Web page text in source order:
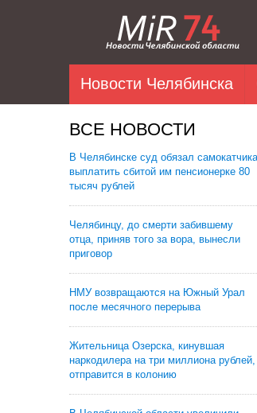
Новости Челябинска
ВСЕ НОВОСТИ
В Челябинске суд обязал самокатчика
выплатить сбитой им пенсионерке 80
тысяч рублей
Челябинцу, до смерти забившему
отца, приняв того за вора, вынесли
приговор
НМУ возвращаются на Южный Урал
после месячного перерыва
Жительница Озерска, кинувшая
наркодилера на три миллиона рублей,
отправится в колонию